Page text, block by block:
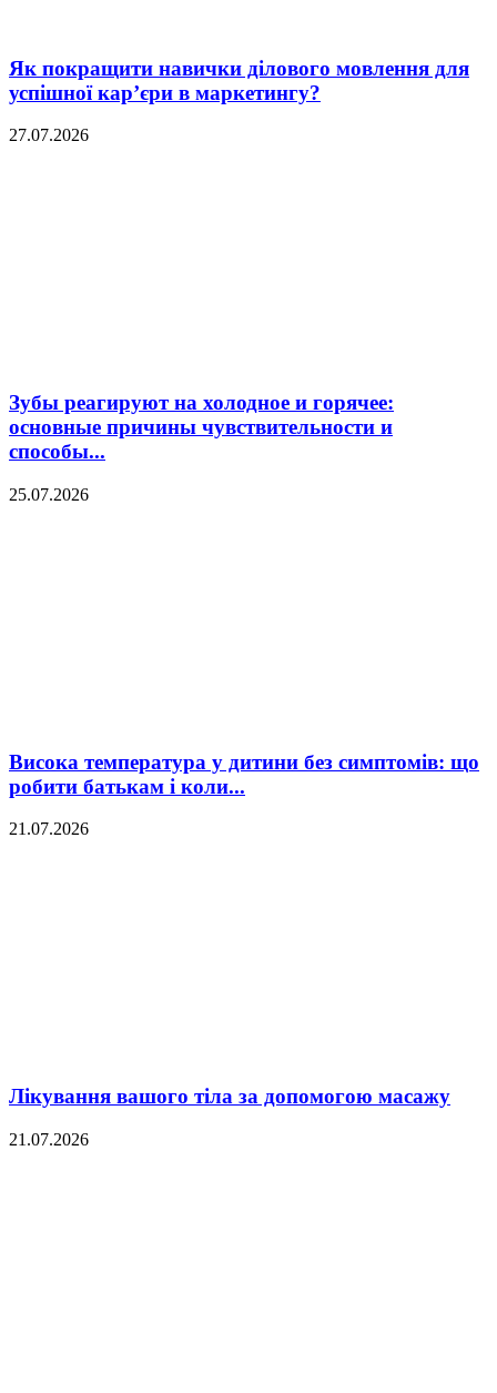
Як покращити навички ділового мовлення для
успішної кар’єри в маркетингу?
27.07.2026
Зубы реагируют на холодное и горячее:
основные причины чувствительности и
способы...
25.07.2026
Висока температура у дитини без симптомів: що
робити батькам і коли...
21.07.2026
Лікування вашого тіла за допомогою масажу
21.07.2026